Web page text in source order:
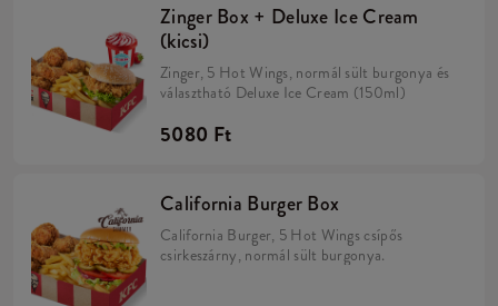
Zinger Box + Deluxe Ice Cream
(kicsi)
Zinger, 5 Hot Wings, normál sült burgonya és
választható Deluxe Ice Cream (150ml)
5080 Ft
California Burger Box
California Burger, 5 Hot Wings csípős
csirkeszárny, normál sült burgonya.